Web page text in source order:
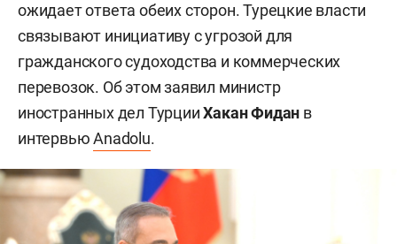
ожидает ответа обеих сторон. Турецкие власти
связывают инициативу с угрозой для
гражданского судоходства и коммерческих
перевозок. Об этом заявил министр
иностранных дел ТурцииХакан Фидан в
интервьюAnadolu.